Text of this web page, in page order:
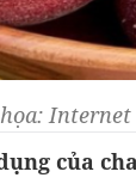
Internet
của